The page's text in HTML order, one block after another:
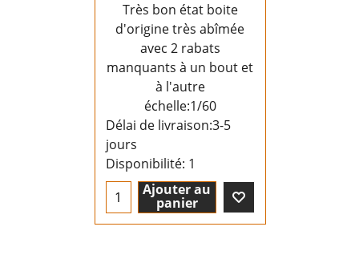
Très bon état boite
d'origine très abîmée
avec 2 rabats
manquants à un bout et
à l'autre
échelle:1/60
Délai de livraison:3-5
jours
Disponibilité: 1
Ajouter au
panier